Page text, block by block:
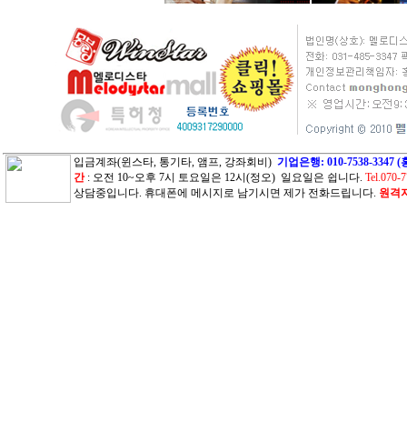
입금계좌(윈스타, 통기타, 앰프, 강좌회비) 기업은행: 010-7538-3347
간 : 오전 10~오후 7시 토요일은 12시(정오) 일요일은 쉽니다. Tel.070-
상담중입니다. 휴대폰에 메시지로 남기시면 제가 전화드립니다. 원격